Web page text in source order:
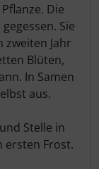
Die
Sie
zweiten Jahr
Blüten,
In Samen
aus.
Stelle in
ersten Frost.